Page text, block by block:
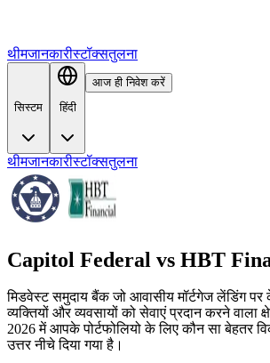
थीमजानकारीस्टॉक्सतुलना
सिस्टम हिंदी
आज ही निवेश करें
थीमजानकारीस्टॉक्सतुलना
Capitol Federal vs HBT
मिडवेस्ट समुदाय बैंक जो आवासीय मॉर्टगेज लेंडिंग पर
व्यक्तियों और व्यवसायों को सेवाएं प्रदान करने वाला
2026 में आपके पोर्टफोलियो के लिए कौन सा बेहतर
उत्तर नीचे दिया गया है।